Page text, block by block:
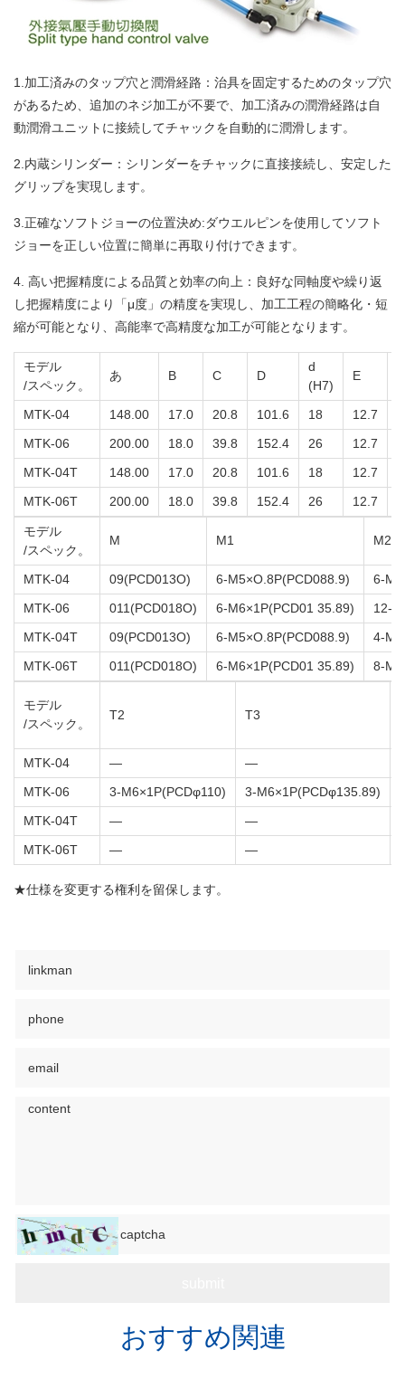
1.加工済みのタップ穴と潤滑経路：治具を固定するためのタップ穴
があるため、追加のネジ加工が不要で、加工済みの潤滑経路は自
動潤滑ユニットに接続してチャックを自動的に潤滑します。
2.内蔵シリンダー：シリンダーをチャックに直接接続し、安定した
グリップを実現します。
3.正確なソフトジョーの位置決め:ダウエルピンを使用してソフト
ジョーを正しい位置に簡単に再取り付けできます。
4. 高い把握精度による品質と効率の向上：良好な同軸度や繰り返
し把握精度により「μ度」の精度を実現し、加工工程の簡略化・短
縮が可能となり、高能率で高精度な加工が可能となります。
モデル
/スペック。
あ B C D
d
(H7)
E
MTK-04 148.00 17.0 20.8 101.6 18 12.7
MTK-06
200.00 18.0 39.8 152.4 26 12.7
MTK-04T
148.00 17.0 20.8 101.6 18 12.7
MTK-06T
200.00 18.0 39.8 152.4 26 12.7
モデル
/スペック。
M M1 M2
MTK-04 09(PCD013O) 6-M5×O.8P(PCD088.9)
6-
MTK-06
011(PCD018O) 6-M6×1P(PCD01 35.89)
12-
MTK-04T
09(PCD013O) 6-M5×O.8P(PCD088.9)
4-
MTK-06T
011(PCD018O) 6-M6×1P(PCD01 35.89) 8-
モデル
/スペック。
T2 T3
MTK-04 ― ―
MTK-06
3-M6×1P(PCDφ110) 3-M6×1P(PCDφ135.89)
MTK-04T
― ―
MTK-06T
— —
★仕様を変更する権利を留保します。
おすすめ関連